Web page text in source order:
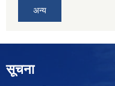
अन्य
सूचना